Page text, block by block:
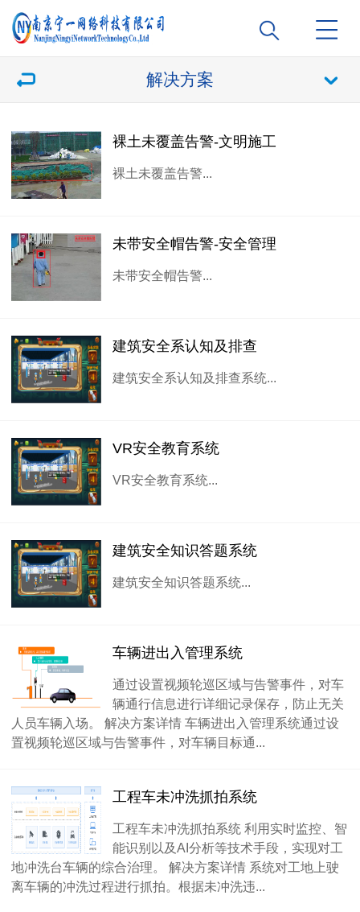
解决方案
裸土未覆盖告警-文明施工
裸土未覆盖告警...
未带安全帽告警-安全管理
未带安全帽告警...
建筑安全系认知及排查
建筑安全系认知及排查系统...
VR安全教育系统
VR安全教育系统...
建筑安全知识答题系统
建筑安全知识答题系统...
车辆进出入管理系统
通过设置视频轮巡区域与告警事件，对车
辆通行信息进行详细记录保存，防止无关
人员车辆入场。 解决方案详情 车辆进出入管理系统通过设
置视频轮巡区域与告警事件，对车辆目标通...
工程车未冲洗抓拍系统
工程车未冲洗抓拍系统 利用实时监控、智
能识别以及AI分析等技术手段，实现对工
地冲洗台车辆的综合治理。 解决方案详情 系统对工地上驶
离车辆的冲洗过程进行抓拍。根据未冲洗违...